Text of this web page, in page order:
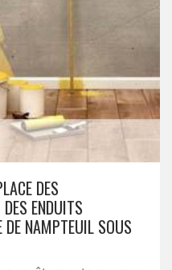
DES
ENDUITS
DE NAMPTEUIL SOUS